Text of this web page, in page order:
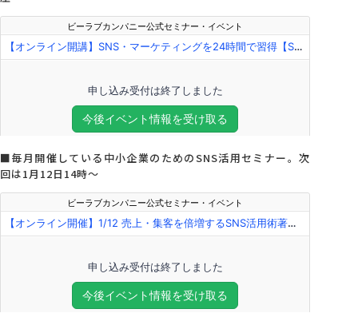
■毎月開催している中小企業のためのSNS活用セミナー。次
回は1月12日14時～